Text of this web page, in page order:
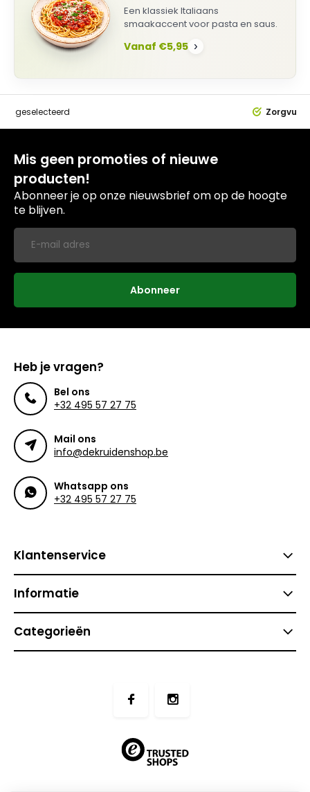
Een klassiek Italiaans
smaakaccent voor pasta en saus.
Vanaf €5,95 ›
geselecteerd
Mis geen promoties of nieuwe
producten!
Abonneer je op onze nieuwsbrief om op de hoogte
te blijven.
Abonneer
Heb je vragen?
Bel ons
+32 495 57 27 75
Mail ons
info@dekruidenshop.be
Whatsapp ons
+32 495 57 27 75
Klantenservice
Informatie
Categorieën